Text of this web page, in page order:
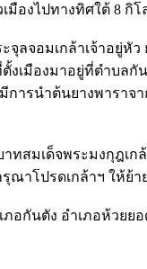
องไปทางทิศใต้ 8 กิโ
จุลจอมเกล้าเจ้าอ
งเมืองมาอยู่ที่ตำบ
ารนำต้นยางพารา
ทสมเด็จพระมงกุฎ
โปรดเกล้าฯ ให้ย้า
อกันตัง อำเภอห้วย